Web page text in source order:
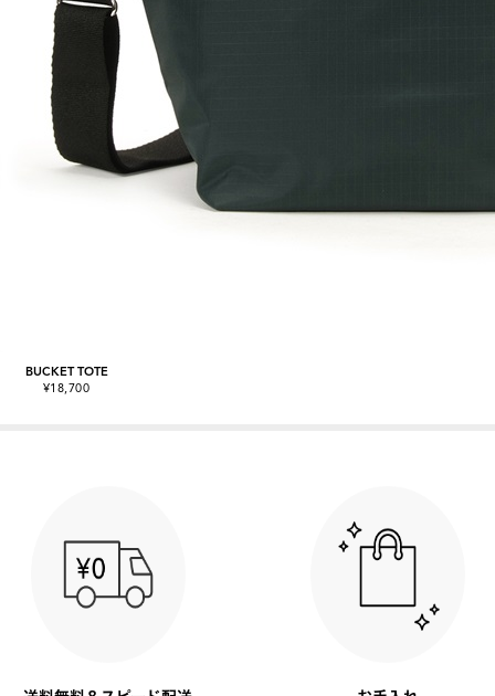
BUCKET TOTE
¥18,700